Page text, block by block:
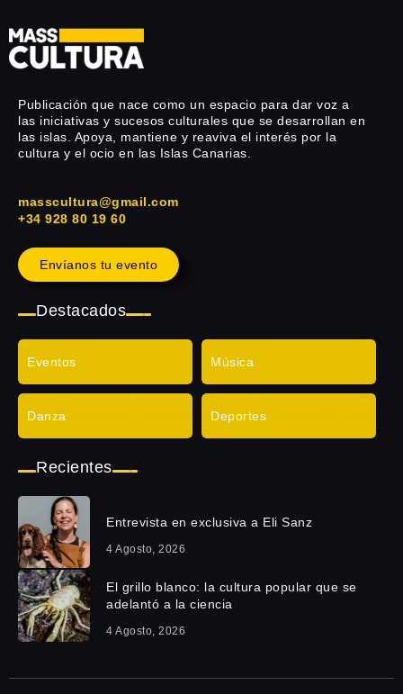
Publicación que nace como un espacio para dar voz a
las iniciativas y sucesos culturales que se desarrollan en
las islas. Apoya, mantiene y reaviva el interés por la
cultura y el ocio en las Islas Canarias.
masscultura@gmail.com
+34 928 80 19 60
Envíanos tu evento
Destacados
Eventos Música
Danza Deportes
Recientes
Entrevista en exclusiva a Eli Sanz
4 Agosto, 2026
El grillo blanco: la cultura popular que se
adelantó a la ciencia
4 Agosto, 2026